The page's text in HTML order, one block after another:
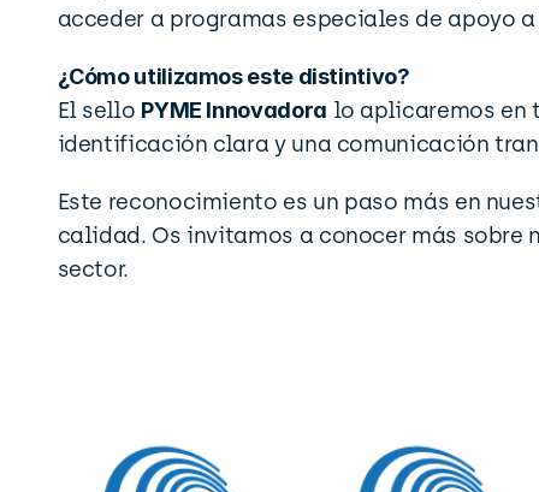
acceder a programas especiales de apoyo
¿Cómo utilizamos este distintivo?
El sello PYME Innovadora lo aplicaremos en
identificación clara y una comunicación
Este reconocimiento es un paso más en
calidad. Os invitamos a conocer más sobre
sector.